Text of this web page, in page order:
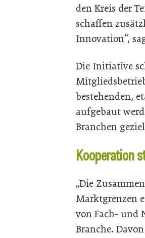
den Kreis der
schaffen
Innovation“,
Die Initiative
bestehenden,
aufgebaut
Branchen
Kooperation
„Die
Marktgrenzen
von Fach- und
Branche.